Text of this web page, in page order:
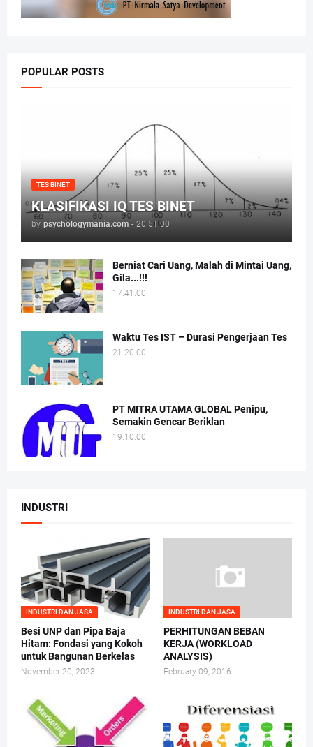
POPULAR POSTS
TES BINET
KLASIFIKASI IQ TES BINET
by psychologymania.com - 20.51.00
Berniat Cari Uang, Malah di Mintai Uang,
Gila...!!!
17.41.00
Waktu Tes IST – Durasi Pengerjaan Tes
21.20.00
PT MITRA UTAMA GLOBAL Penipu,
Semakin Gencar Beriklan
19.10.00
INDUSTRI
INDUSTRI DAN JASA
Besi UNP dan Pipa Baja
Hitam: Fondasi yang Kokoh
untuk Bangunan Berkelas
November 20, 2023
INDUSTRI DAN JASA
PERHITUNGAN BEBAN
KERJA (WORKLOAD
ANALYSIS)
February 09, 2016